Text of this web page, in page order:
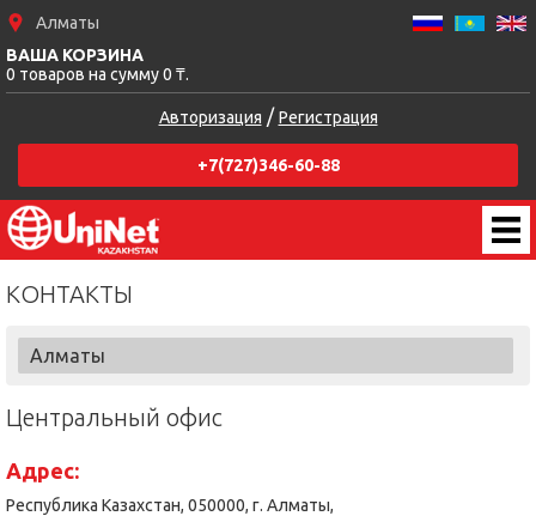
Алматы
+7(727)346-60-88
ВАША КОРЗИНА
0 товаров на сумму 0 ₸.
Авторизация /Регистрация
КОНТАКТЫ
Алматы
Центральный офис
Адрес:
Республика Казахстан, 050000, г. Алматы,